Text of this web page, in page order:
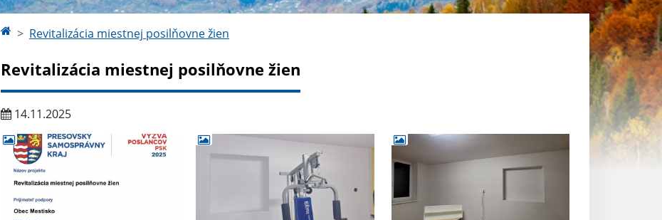
Revitalizácia miestnej posilňovne žien
Revitalizácia miestnej posilňovne žien
14.11.2025